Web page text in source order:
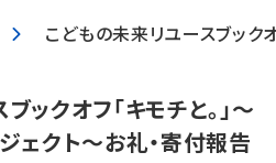
こどもの未来リユースブック
ックオフ「キモチと。」～
ェクト～お礼・寄付報告